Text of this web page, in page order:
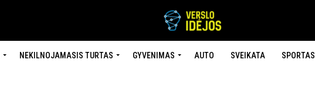
NEKILNOJAMASIS TURTAS GYVENIMAS AUTO SVEIKATA SPORTAS